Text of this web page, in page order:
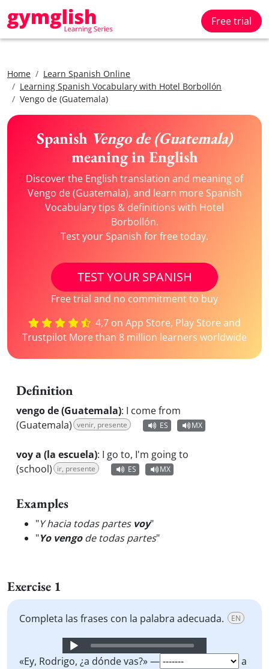
Free trial
Home
Learn Spanish Online
Learning Spanish Vocabulary with Hotel Borbollón
Vengo de (Guatemala)
Spanish Vengo de (Guatemala)
meaning in English
Discover the English translation and meaning of
Vengo de (Guatemala), and learn more Spanish
Vocabulary tips & definitions with Hotel
Borbollón.
Test your Spanish for free today.
TEST YOUR SPANISH
Free trial and no commitment to buy
4,7 on App Store, Play Store and
Trustpilot More than 8 million learners worldwide
Definition
vengo de (Guatemala): I come from
(Guatemala) venir, presente ES MX
voy a (la escuela): I go to, I'm going to
(school) ir, presente ES MX
Examples
"Y hacia todas partes voy"
"Yo vengode todas partes"
Exercise 1
Completa las frases con la palabra adecuada. EN
Audio
Player
«Ey, Rodrigo, ¿a dónde vas?» —
a